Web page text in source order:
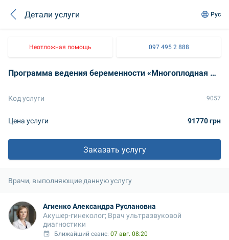
Детали услуги Рус
Неотложная помощь 097 495 2 888
Программа ведения беременности «Многоплодная ДХ»
Код услуги 9057
Цена услуги 91770 грн
Заказать услугу
Врачи, выполняющие данную услугу
Агиенко Александра Руслановна
Акушер-гинеколог; Врач ультразвуковой
диагностики
Ближайший сеанс: 07 авг. 08:20